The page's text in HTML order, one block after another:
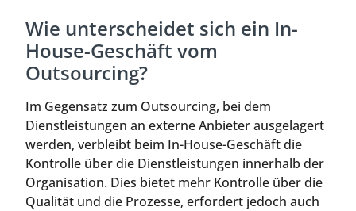
Wie unterscheidet sich ein In-
House-Geschäft vom
Outsourcing?
Im Gegensatz zum Outsourcing, bei dem
Dienstleistungen an externe Anbieter ausgelagert
werden, verbleibt beim In-House-Geschäft die
Kontrolle über die Dienstleistungen innerhalb der
Organisation. Dies bietet mehr Kontrolle über die
Qualität und die Prozesse, erfordert jedoch auch